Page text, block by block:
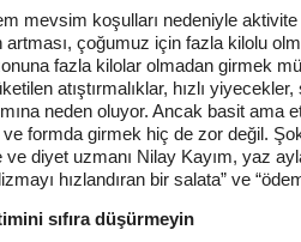
mevsim koşulları nedeniyle
çoğumuz için fazla kilolu
fazla kilolar olmadan girmek
atıştırmalıklar, hızlı
neden oluyor. Ancak basit ama
formda girmek hiç de zor değil.
diyet uzmanı Nilay Kayım, yaz
hızlandıran bir salata” ve
sıfıra düşürmeyin